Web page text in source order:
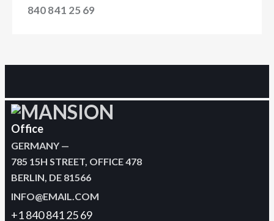
840 841 25 69
Office
GERMANY —
785 15H STREET, OFFICE 478
BERLIN, DE 81566
INFO@EMAIL.COM
+1 840 841 25 69